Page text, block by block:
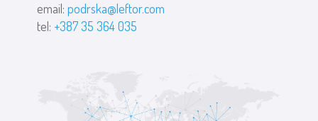
email:podrska@leftor.com
tel: +387 35 364 035